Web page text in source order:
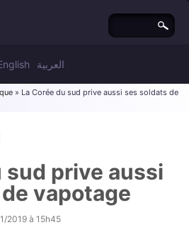
العربية
» La Corée du sud prive aussi ses soldats de
sud prive aussi
vapotage
2019 à 15h45